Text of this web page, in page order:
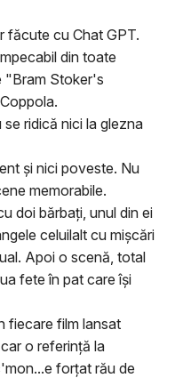
făcute cu Chat GPT.
din toate
"Bram Stoker's
ridică nici la glezna
și nici poveste. Nu
memorabile.
doi bărbați, unul din ei
celuilalt cu mișcări
Apoi o scenă, total
fete în pat care își
fiecare film lansat
o referință la
forțat rău de